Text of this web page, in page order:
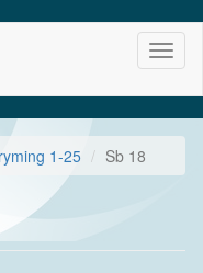
1-25 Sb 18